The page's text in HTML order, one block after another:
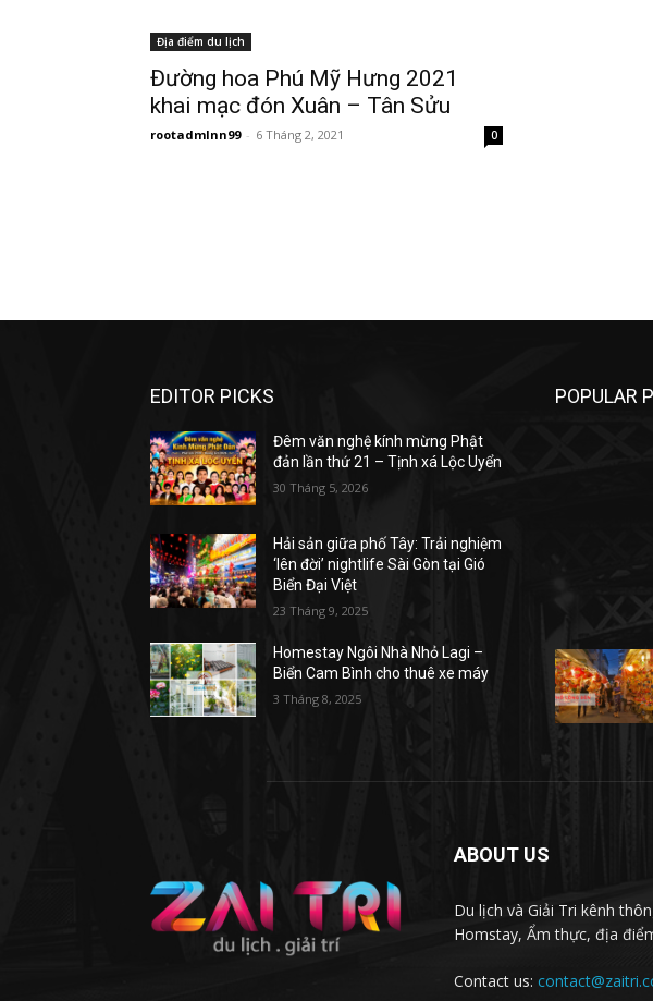
Địa điểm du lịch
Đường hoa Phú Mỹ Hưng 2021
khai mạc đón Xuân – Tân Sửu
rootadmlnn99 - 6 Tháng 2, 2021 0
EDITOR PICKS
Đêm văn nghệ kính mừng Phật
đản lần thứ 21 – Tịnh xá Lộc Uyển
30 Tháng 5, 2026
Hải sản giữa phố Tây: Trải nghiệm
‘lên đời’ nightlife Sài Gòn tại Gió
Biển Đại Việt
23 Tháng 9, 2025
Homestay Ngôi Nhà Nhỏ Lagi –
Biển Cam Bình cho thuê xe máy
3 Tháng 8, 2025
POPULAR
ABOUT US
Du lịch và Giải Tri kênh
Homstay, Ẩm thực, địa
Contact us: